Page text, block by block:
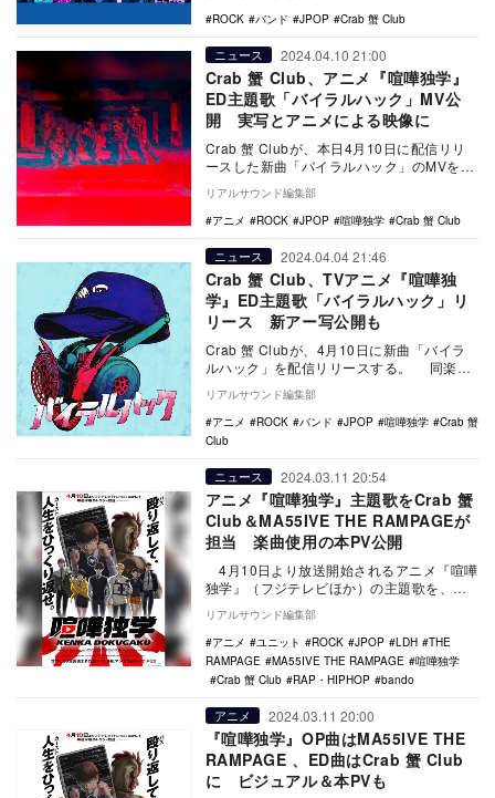
ROCK
バンド JPOP Crab 蟹 Club
ニュース 2024.04.10 21:00
Crab 蟹 Club、アニメ『喧嘩独学』
ED主題歌「バイラルハック」MV公
開 実写とアニメによる映像に
Crab 蟹 Clubが、本日4月10日に配信リリ
ースした新曲「バイラルハック」のMVを公
開した。 バイラルハック - Cra…
リアルサウンド編集部
アニメ
ROCK JPOP 喧嘩独学 Crab 蟹 Club
ニュース 2024.04.04 21:46
Crab 蟹 Club、TVアニメ『喧嘩独
学』ED主題歌「バイラルハック」リ
リース 新アー写公開も
Crab 蟹 Clubが、4月10日に新曲「バイラ
ルハック」を配信リリースする。 同楽曲
は4月10日より放送開始…
リアルサウンド編集部
アニメ
ROCK バンド JPOP 喧嘩独学
Crab 蟹
Club
ニュース 2024.03.11 20:54
アニメ『喧嘩独学』主題歌をCrab 蟹
Club＆MA55IVE THE RAMPAGEが
担当 楽曲使用の本PV公開
4月10日より放送開始されるアニメ『喧嘩
独学』（フジテレビほか）の主題歌を、
MA55IVE THE RAMPAGEとC…
リアルサウンド編集部
アニメ
ユニット ROCK JPOP LDH
THE
RAMPAGE
MA55IVE THE RAMPAGE
喧嘩独学
Crab 蟹 Club
RAP・HIPHOP bando
アニメ 2024.03.11 20:00
『喧嘩独学』OP曲はMA55IVE THE
RAMPAGE 、ED曲はCrab 蟹 Club
に ビジュアル＆本PVも